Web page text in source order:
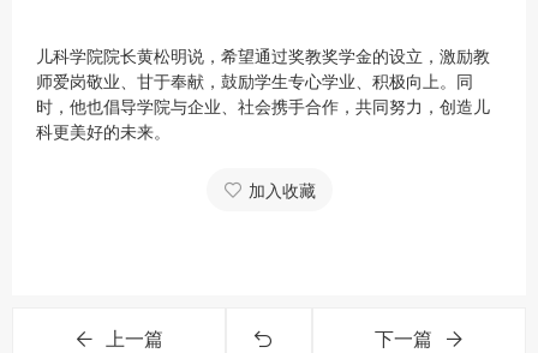
儿科学院院长黄松明说，希望通过奖教奖学金的设立，激励教
师爱岗敬业、甘于奉献，鼓励学生专心学业、积极向上。同
时，他也倡导学院与企业、社会携手合作，共同努力，创造儿
科更美好的未来。
加入收藏
上一篇 下一篇